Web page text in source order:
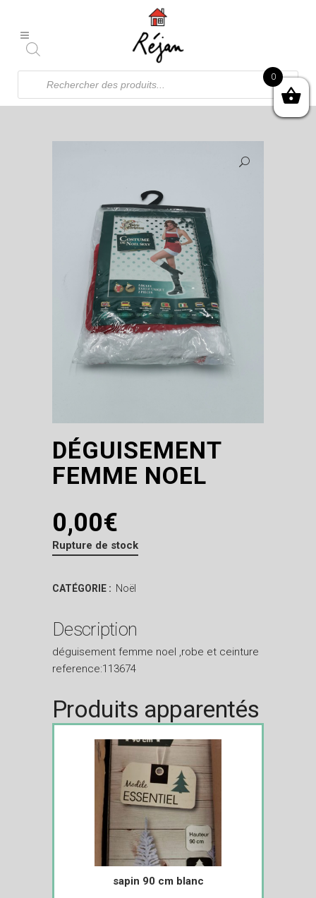
Recherche
produits
DÉGUISEMENT
FEMME NOEL
0,00€
Rupture de stock
CATÉGORIE : Noël
Description
déguisement femme noel ,robe et ceinture
reference:113674
Produits apparentés
sapin 90 cm blanc
0